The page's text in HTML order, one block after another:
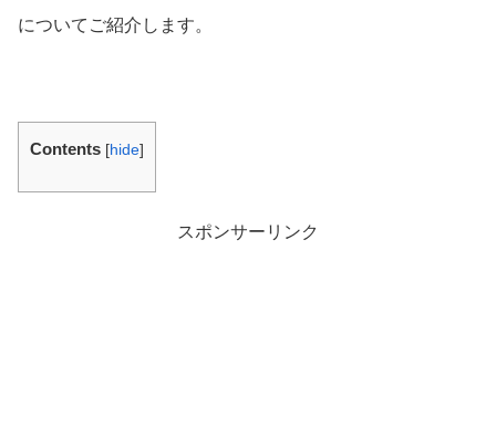
についてご紹介します。
Contents [hide]
スポンサーリンク